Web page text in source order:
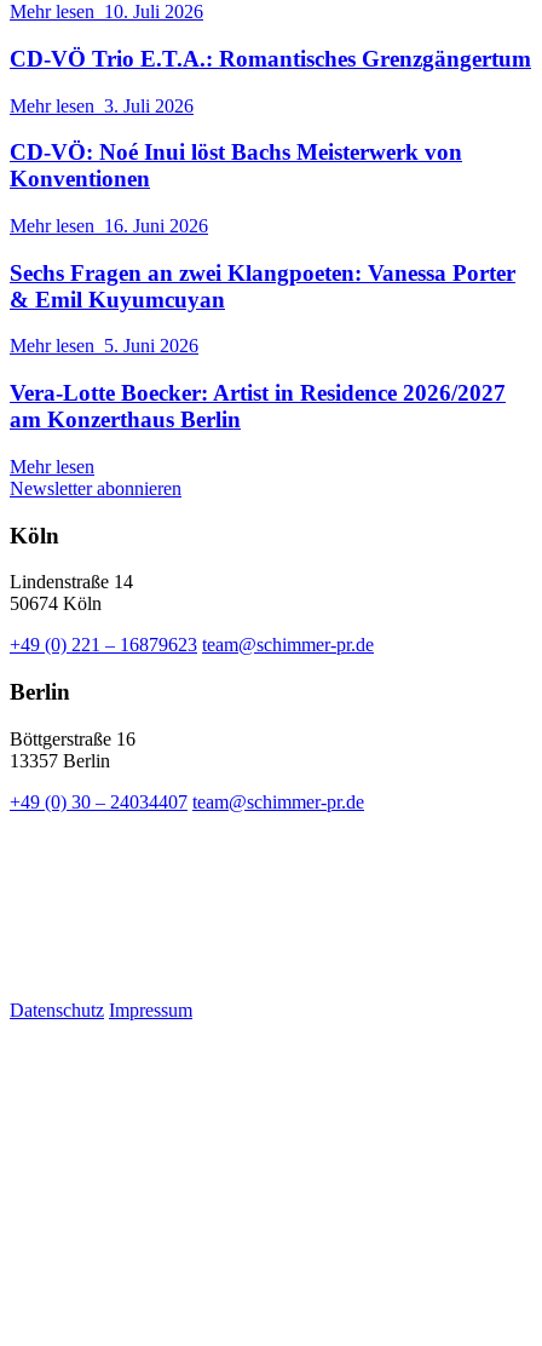
Mehr lesen 10. Juli 2026
CD-VÖ Trio E.T.A.: Romantisches Grenzgängertum
Mehr lesen 3. Juli 2026
CD-VÖ: Noé Inui löst Bachs Meisterwerk von
Konventionen
Mehr lesen 16. Juni 2026
Sechs Fragen an zwei Klangpoeten: Vanessa Porter
& Emil Kuyumcuyan
Mehr lesen 5. Juni 2026
Vera-Lotte Boecker: Artist in Residence 2026/2027
am Konzerthaus Berlin
Mehr lesen
Newsletter abonnieren
Köln
Lindenstraße 14
50674 Köln
+49 (0) 221 – 16879623 team@schimmer-pr.de
Berlin
Böttgerstraße 16
13357 Berlin
+49 (0) 30 – 24034407 team@schimmer-pr.de
Datenschutz Impressum